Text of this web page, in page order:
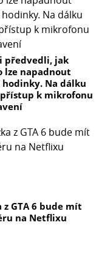
předvedli, jak
lze napadnout
hodinky. Na dálku
k mikrofonu
z GTA 6 bude mít
na Netflixu